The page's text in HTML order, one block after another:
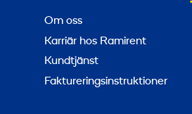
Om oss
Karriär hos Ramirent
Kundtjänst
Faktureringsinstruktioner